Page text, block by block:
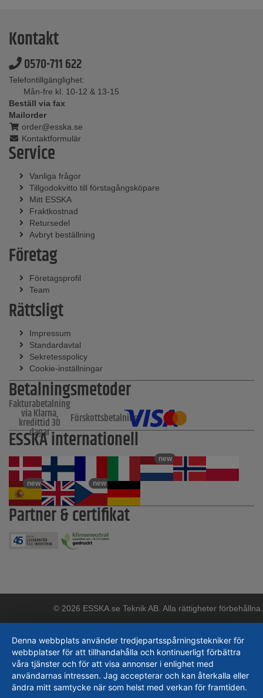
Kontakt
0570-711 622
Telefontillgänglighet:
Mån-fre kl. 10-12 & 13-15
Beställ via fax
Mailorder
order@esska.se
Kontaktformulär
Service
Vanliga frågor
Tillgodokvitto till förstagångsköpare
Mitt ESSKA
Fraktkostnad
Retursedel
Avbryt beställning
Företag
Företagsprofil
Team
Rättsligt
Impressum
Standardavtal
Sekretesspolicy
Cookie-inställningar
Betalningsmetoder
Fakturabetalning
via Klarna,
kredittid 30
dagar
Förskottsbetalning
ESSKA internationell
new
new new
Partner & certifikat
© 2026 ESSKA.se Teknik AB. Alla rättigheter förbehållna.
Denna webbplats använder tredjepartsspårningstekniker för
webbplatser för att tillhandahålla och kontinuerligt förbättra
våra tjänster och för att visa annonser i enlighet med
användarnas intressen. Jag accepterar och kan återkalla eller
ändra mitt samtycke när som helst med verkan för framtiden.